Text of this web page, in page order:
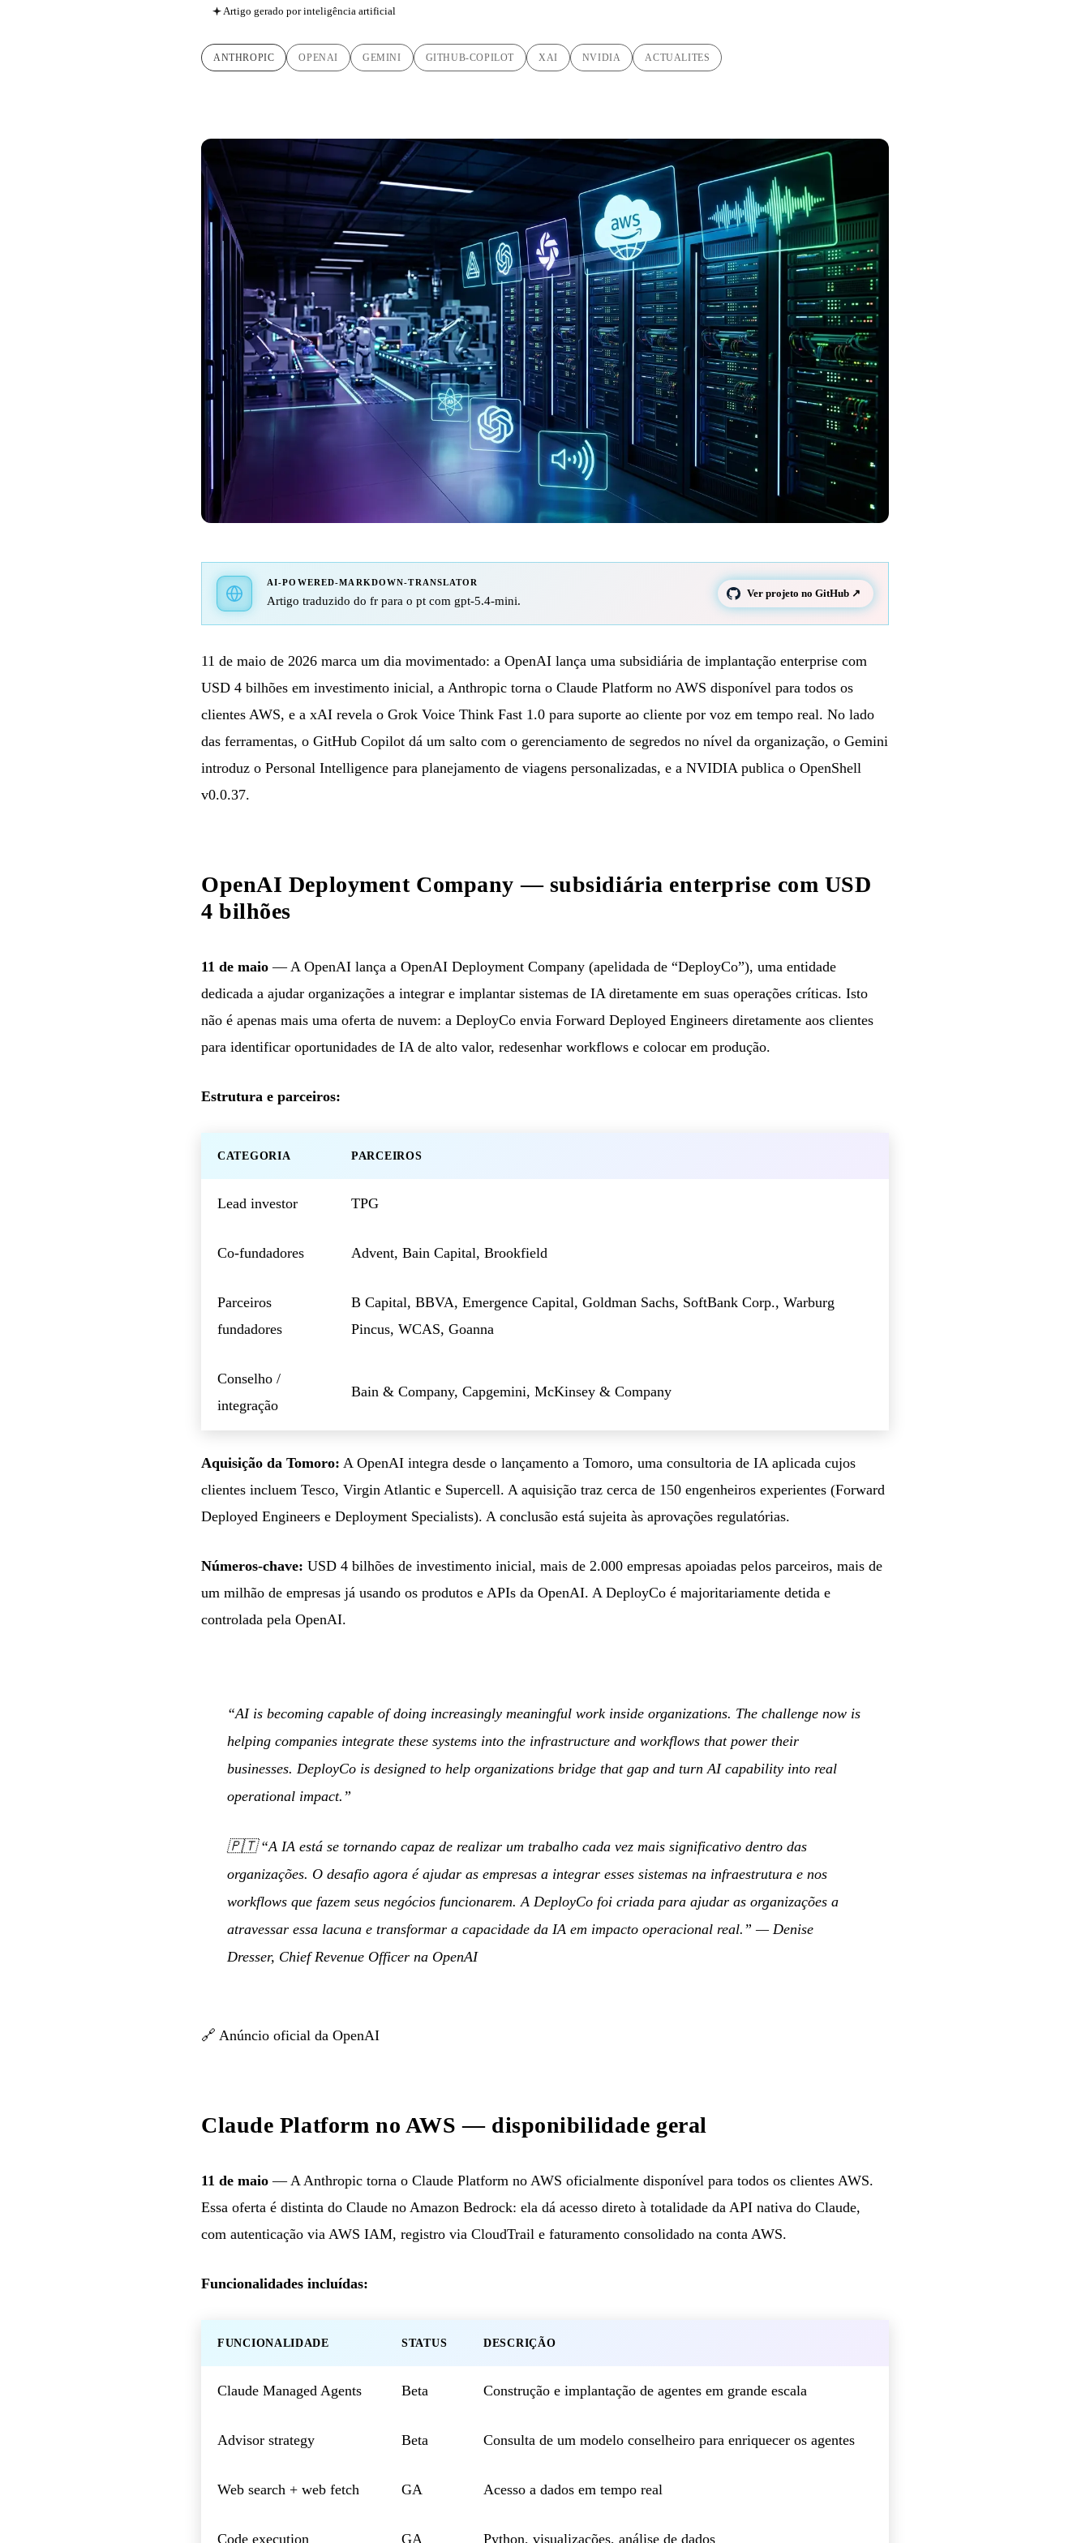
Artigo gerado por inteligência artificial
ANTHROPIC OPENAI GEMINI GITHUB-COPILOT XAI NVIDIA ACTUALITES
AI-POWERED-MARKDOWN-TRANSLATOR
Artigo traduzido do fr para o pt com gpt-5.4-mini.
Ver projeto no GitHub ↗
11 de maio de 2026 marca um dia movimentado: a OpenAI lança uma subsidiária de implantação enterprise com
USD 4 bilhões em investimento inicial, a Anthropic torna o Claude Platform no AWS disponível para todos os
clientes AWS, e a xAI revela o Grok Voice Think Fast 1.0 para suporte ao cliente por voz em tempo real. No lado
das ferramentas, o GitHub Copilot dá um salto com o gerenciamento de segredos no nível da organização, o Gemini
introduz o Personal Intelligence para planejamento de viagens personalizadas, e a NVIDIA publica o OpenShell
v0.0.37.
OpenAI Deployment Company — subsidiária enterprise com USD
4 bilhões
11 de maio — A OpenAI lança a OpenAI Deployment Company (apelidada de “DeployCo”), uma entidade
dedicada a ajudar organizações a integrar e implantar sistemas de IA diretamente em suas operações críticas. Isto
não é apenas mais uma oferta de nuvem: a DeployCo envia Forward Deployed Engineers diretamente aos clientes
para identificar oportunidades de IA de alto valor, redesenhar workflows e colocar em produção.
Estrutura e parceiros:
CATEGORIA PARCEIROS
Lead investor TPG
Co-fundadores Advent, Bain Capital, Brookfield
Parceiros
fundadores
B Capital, BBVA, Emergence Capital, Goldman Sachs, SoftBank Corp., Warburg
Pincus, WCAS, Goanna
Conselho /
integração
Bain & Company, Capgemini, McKinsey & Company
Aquisição da Tomoro: A OpenAI integra desde o lançamento a Tomoro, uma consultoria de IA aplicada cujos
clientes incluem Tesco, Virgin Atlantic e Supercell. A aquisição traz cerca de 150 engenheiros experientes (Forward
Deployed Engineers e Deployment Specialists). A conclusão está sujeita às aprovações regulatórias.
Números-chave: USD 4 bilhões de investimento inicial, mais de 2.000 empresas apoiadas pelos parceiros, mais de
um milhão de empresas já usando os produtos e APIs da OpenAI. A DeployCo é majoritariamente detida e
controlada pela OpenAI.
“AI is becoming capable of doing increasingly meaningful work inside organizations. The challenge now is
helping companies integrate these systems into the infrastructure and workflows that power their
businesses. DeployCo is designed to help organizations bridge that gap and turn AI capability into real
operational impact.”
🇵🇹“A IA está se tornando capaz de realizar um trabalho cada vez mais significativo dentro das
organizações. O desafio agora é ajudar as empresas a integrar esses sistemas na infraestrutura e nos
workflows que fazem seus negócios funcionarem. A DeployCo foi criada para ajudar as organizações a
atravessar essa lacuna e transformar a capacidade da IA em impacto operacional real.” — Denise
Dresser, Chief Revenue Officer na OpenAI
🔗 Anúncio oficial da OpenAI
Claude Platform no AWS — disponibilidade geral
11 de maio — A Anthropic torna o Claude Platform no AWS oficialmente disponível para todos os clientes AWS.
Essa oferta é distinta do Claude no Amazon Bedrock: ela dá acesso direto à totalidade da API nativa do Claude,
com autenticação via AWS IAM, registro via CloudTrail e faturamento consolidado na conta AWS.
Funcionalidades incluídas:
FUNCIONALIDADE STATUS DESCRIÇÃO
Claude Managed Agents Beta Construção e implantação de agentes em grande escala
Advisor strategy Beta Consulta de um modelo conselheiro para enriquecer os agentes
Web search + web fetch GA Acesso a dados em tempo real
Code execution GA Python, visualizações, análise de dados